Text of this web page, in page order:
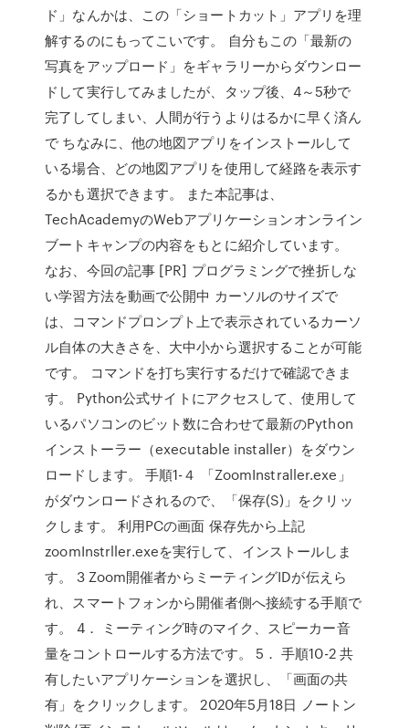
ド」なんかは、この「ショートカット」アプリを理
解するのにもってこいです。 自分もこの「最新の
写真をアップロード」をギャラリーからダウンロー
ドして実行してみましたが、タップ後、4～5秒で
完了してしまい、人間が行うよりはるかに早く済ん
で ちなみに、他の地図アプリをインストールして
いる場合、どの地図アプリを使用して経路を表示す
るかも選択できます。 また本記事は、
TechAcademyのWebアプリケーションオンライン
ブートキャンプの内容をもとに紹介しています。
なお、今回の記事 [PR] プログラミングで挫折しな
い学習方法を動画で公開中 カーソルのサイズで
は、コマンドプロンプト上で表示されているカーソ
ル自体の大きさを、大中小から選択することが可能
です。 コマンドを打ち実行するだけで確認できま
す。 Python公式サイトにアクセスして、使用して
いるパソコンのビット数に合わせて最新のPython
インストーラー（executable installer）をダウン
ロードします。 手順1-４ 「ZoomInstraller.exe」
がダウンロードされるので、「保存(S)」をクリッ
クします。 利用PCの画面 保存先から上記
zoomInstrller.exeを実行して、インストールしま
す。 3 Zoom開催者からミーティングIDが伝えら
れ、スマートフォンから開催者側へ接続する手順で
す。 4． ミーティング時のマイク、スピーカー音
量をコントロールする方法です。 5． 手順10-2 共
有したいアプリケーションを選択し、「画面の共
有」をクリックします。 2020年5月18日 ノートン